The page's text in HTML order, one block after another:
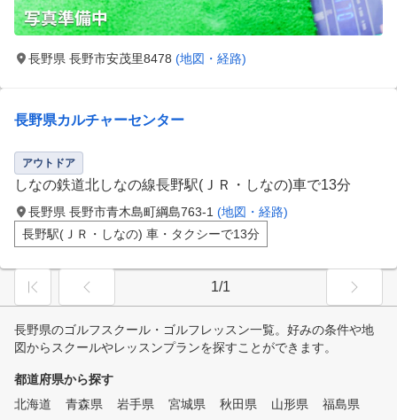
長野県 長野市安茂里8478 (地図・経路)
長野県カルチャーセンター
アウトドア
しなの鉄道北しなの線長野駅(ＪＲ・しなの)車で13分
長野県 長野市青木島町綱島763-1 (地図・経路)
長野駅(ＪＲ・しなの) 車・タクシーで13分
1/1
長野県のゴルフスクール・ゴルフレッスン一覧。好みの条件や地
図からスクールやレッスンプランを探すことができます。
都道府県から探す
北海道
青森県 岩手県 宮城県 秋田県 山形県
福島県